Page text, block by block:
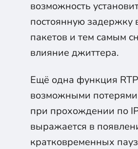
возможность
постоянную задержку
пакетов и тем самым
влияние джиттера.
Ещё одна функция
возможными потерями
при прохождении по
выражается в
кратковременных